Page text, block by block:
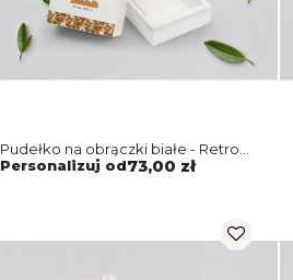
Pudełko na obrączki białe - Retro
Style Motyw 1
Personalizuj od73,00 zł